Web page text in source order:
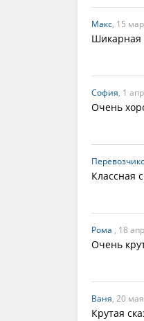
Макс, 15
Шикарная
София, 1
Очень
Классная
Рома , 18
Очень
Ваня, 20
Крутая